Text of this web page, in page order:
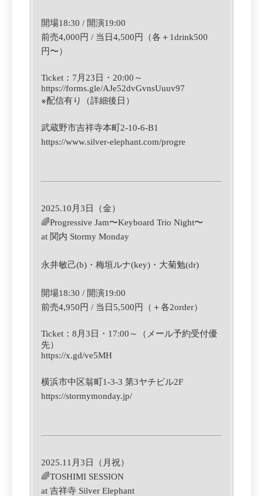
開場18:30 / 開演19:00
前売4,000円 / 当日4,500円（各＋1drink500
円〜）
Ticket ：7月23日 ・ ‪20:00‬ ～
https://forms.gle/AJe52dvGvnsUuuv97
※配信有り（詳細後日）
武蔵野市吉祥寺本町2-10-6-B1
https://www.silver-elephant.com/progre
2025.10月3日（金）
🌈Progressive Jam〜Keyboard Trio Night〜
at 関内 Stormy Monday
永井敏己(b)・ 梅垣ルナ(key)・ 大菊勉(dr)
開場18:30 / 開演19:00
前売4,950円 / 当日5,500円（＋各2order）
Ticket ： 8 月3日 ・ ‪17:00‬ ～（メール予約受付優
先）
https://x.gd/ve5MH
横浜市中区翁町1-3-3 第3ヤチビル2F
https://stormymonday.jp/
2025.11月3日（月祝）
🌈TOSHIMI SESSION
at 吉祥寺 Silver Elephant